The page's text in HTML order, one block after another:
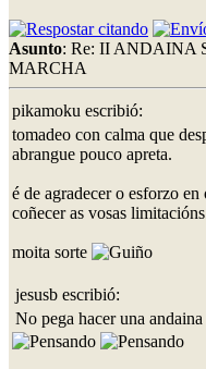
Asunto: Re: II ANDAINA
MARCHA
pikamoku escribió:
tomadeo con calma que
abrangue pouco apreta.
é de agradecer o esforzo
coñecer as vosas
moita sorte
jesusb escribió:
No pega hacer una